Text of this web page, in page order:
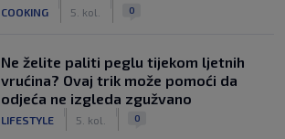
COOKING 5. kol. 0
Ne želite paliti peglu tijekom ljetnih
vrućina? Ovaj trik može pomoći da
odjeća ne izgleda zgužvano
LIFESTYLE 5. kol. 0